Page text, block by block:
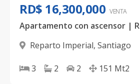
RD$ 16,300,000 VENTA
Reparto Imperial, Santiago
3 2 2 151 Mt2